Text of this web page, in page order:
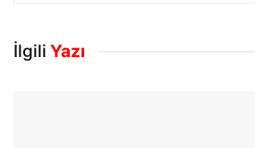
İlgili Yazı